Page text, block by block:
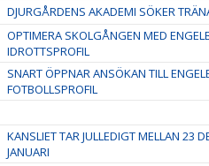
DJURGÅRDENS AKADEMI SÖKER
OPTIMERA SKOLGÅNGEN MED
IDROTTSPROFIL
SNART ÖPPNAR ANSÖKAN TILL
FOTBOLLSPROFIL
KANSLIET TAR JULLEDIGT MELLAN 23
JANUARI